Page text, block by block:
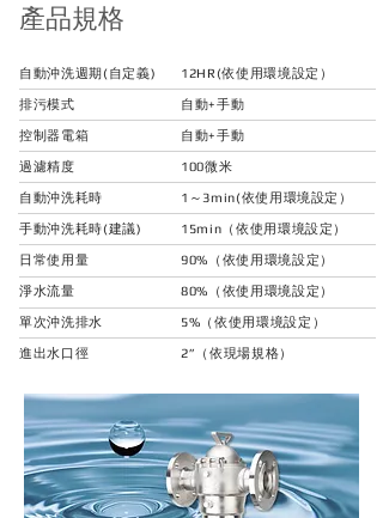
​產品規格
自動沖洗週期(自定義)
排污模式
控制器電箱
過濾精度
自動沖洗耗時
手動沖洗耗時(建議)
日常使用量
淨水流量
單次沖洗排水
進出水口徑
12HR(依使用環境設定）
自動+手動
自動+手動
100微米
1～3min(依使用環境設定）
15min（依使用環境設定）
90%（依使用環境設定）
80%（依使用環境設定）
5%（依使用環境設定）
2”（依現場規格）